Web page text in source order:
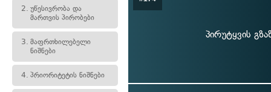
2. უწესივრობა და
მართვის პირობები
3. მაფრთხილებელი
ნიშნები
4. პრიორიტეტის ნიშნები
პირუტყვის